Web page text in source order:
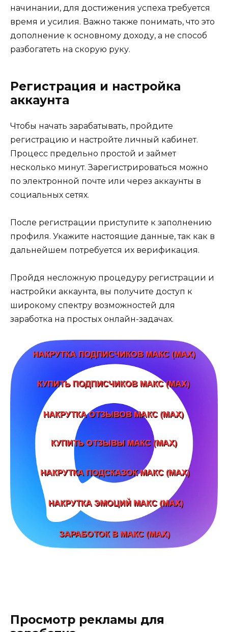
начинании, для достижения успеха требуется
время и усилия. Важно также понимать, что это
дополнение к основному доходу, а не способ
разбогатеть на скорую руку.
Регистрация и настройка
аккаунта
Чтобы начать зарабатывать, пройдите
регистрацию и настройте личный кабинет.
Процесс предельно простой и займет
несколько минут. Зарегистрироваться можно
по электронной почте или через аккаунты в
социальных сетях.
После регистрации приступите к заполнению
профиля. Укажите настоящие данные, так как в
дальнейшем потребуется их верификация.
Пройдя несложную процедуру регистрации и
настройки аккаунта, вы получите доступ к
широкому спектру возможностей для
заработка на простых онлайн-задачах.
Просмотр рекламы для